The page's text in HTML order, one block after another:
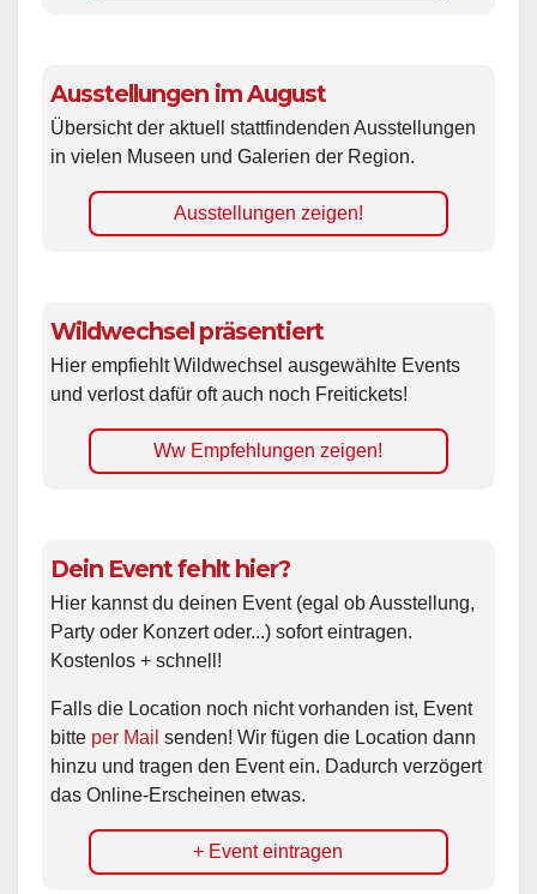
Ausstellungen im August
Übersicht der aktuell stattfindenden Ausstellungen
in vielen Museen und Galerien der Region.
Ausstellungen zeigen!
Wildwechsel präsentiert
Hier empfiehlt Wildwechsel ausgewählte Events
und verlost dafür oft auch noch Freitickets!
Ww Empfehlungen zeigen!
Dein Event fehlt hier?
Hier kannst du deinen Event (egal ob Ausstellung,
Party oder Konzert oder...) sofort eintragen.
Kostenlos + schnell!
Falls die Location noch nicht vorhanden ist, Event
bitte per Mail senden! Wir fügen die Location dann
hinzu und tragen den Event ein. Dadurch verzögert
das Online-Erscheinen etwas.
+ Event eintragen